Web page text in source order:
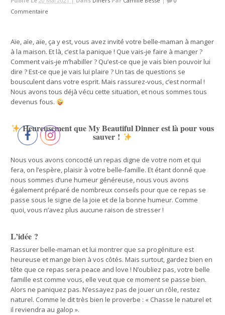
Commentaire
Aïe, aïe, aïe, ça y est, vous avez invité votre belle-maman à manger
à la maison. Et là, c’est la panique ! Que vais-je faire à manger ?
Comment vais-je m’habiller ? Qu’est-ce que je vais bien pouvoir lui
dire ? Est-ce que je vais lui plaire ? Un tas de questions se
bousculent dans votre esprit. Mais rassurez-vous, c’est normal !
Nous avons tous déjà vécu cette situation, et nous sommes tous
devenus fous.
Heureusement que My Beautiful Dinner est là pour vous
sauver !
Nous vous avons concocté un repas digne de votre nom et qui
fera, on l’espère, plaisir à votre belle-famille. Et étant donné que
nous sommes d’une humeur généreuse, nous vous avons
également préparé de nombreux conseils pour que ce repas se
passe sous le signe de la joie et de la bonne humeur. Comme
quoi, vous n’avez plus aucune raison de stresser !
L’idée ?
Rassurer belle-maman et lui montrer que sa progéniture est
heureuse et mange bien à vos côtés. Mais surtout, gardez bien en
tête que ce repas sera peace and love ! N’oubliez pas, votre belle
famille est comme vous, elle veut que ce moment se passe bien.
Alors ne paniquez pas. N’essayez pas de jouer un rôle, restez
naturel. Comme le dit très bien le proverbe : « Chasse le naturel et
il reviendra au galop ».